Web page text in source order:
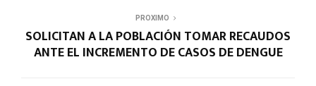
PROXIMO
SOLICITAN A LA POBLACIÓN TOMAR RECAUDOS
ANTE EL INCREMENTO DE CASOS DE DENGUE